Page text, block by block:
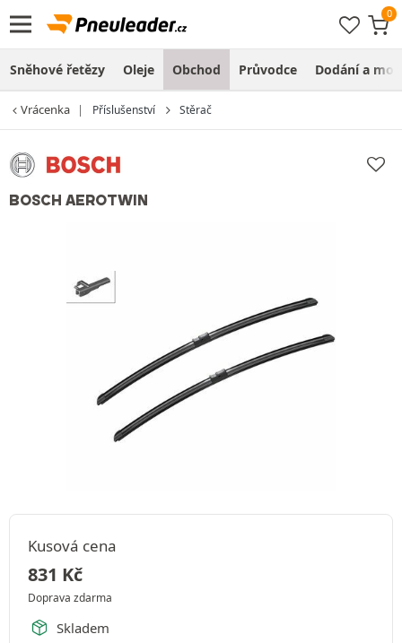
Sněhové řetězy Oleje Obchod Průvodce Dodání a
Vrácenka Příslušenství Stěrač
BOSCH AEROTWIN
Kusová cena
831 Kč
Doprava zdarma
Skladem